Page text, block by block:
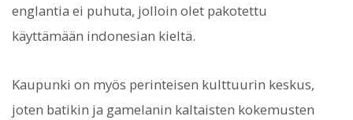
englantia ei puhuta, jolloin olet pakotettu
käyttämään indonesian kieltä.
Kaupunki on myös perinteisen kulttuurin keskus,
joten batikin ja gamelanin kaltaisten kokemusten